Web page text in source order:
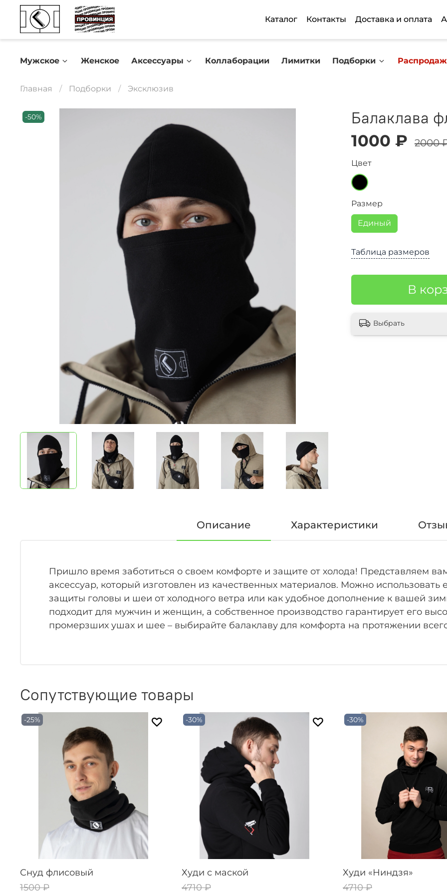
Каталог Контакты Доставка и оплата
Мужское Женское Аксессуары Коллаборации Лимитки Подборки
Главная Подборки Эксклюзив
-50% Балаклава
1000 ₽ 2000
Таблица размеров
В
Цвет
Размер
Единый
Выбрать
Описание Характеристики
Пришло время заботиться о своем комфорте и защите от холода! Представляем
аксессуар, который изготовлен из качественных материалов. Можно использовать
защиты головы и шеи от холодного ветра или как удобное дополнение к вашей
подходит для мужчин и женщин, а собственное производство гарантирует его
промерзших ушах и шее – выбирайте балаклаву для комфорта на протяжении
Сопутствующие товары
-25%
Снуд флисовый
1500 ₽
-30%
Худи с маской
4710 ₽
-30%
Худи «Ниндзя»
4710 ₽